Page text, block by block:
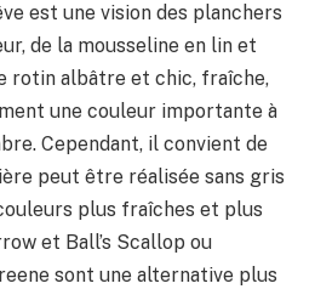
est une vision des planchers
de la mousseline en lin et
rotin albâtre et chic, fraîche,
une couleur importante à
Cependant, il convient de
peut être réalisée sans gris
plus fraîches et plus
et Ball’s Scallop ou
sont une alternative plus